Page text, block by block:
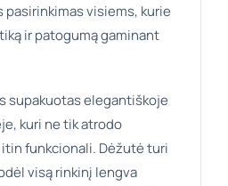
visiems, kurie
ir patogumą gaminant
supakuotas elegantiškoje
kuri ne tik atrodo
funkcionali. Dėžutė turi
visą rinkinį lengva